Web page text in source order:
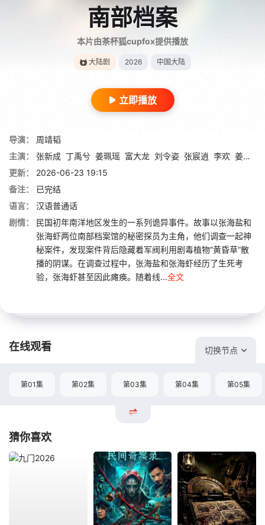
南部档案
本片由茶杯狐cupfox提供播放
大陆剧 2026 中国大陆
立即播放
导演：
周靖韬
主演：
张新成 丁禹兮 姜珮瑶 富大龙 刘令姿 张宸逍 李欢 姜卓君
更新：
2026-06-23 19:15
备注：
已完结
语言：
汉语普通话
剧情：
民国初年南洋地区发生的一系列诡异事件。故事以张海盐和
张海虾两位南部档案馆的秘密探员为主角，他们调查一起神
秘案件，发现案件背后隐藏着军阀利用剧毒植物“黄昏草”散
播的阴谋。在调查过程中，张海盐和张海虾经历了生死考
验，张海虾甚至因此瘫痪。随着线...全文
在线观看 切换节点
第01集 第02集 第03集 第04集 第05集
猜你喜欢